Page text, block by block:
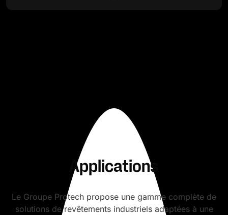
Applications
Le Groupe Protech propose une gamme complète de
solutions de revêtements industriels adaptées à une